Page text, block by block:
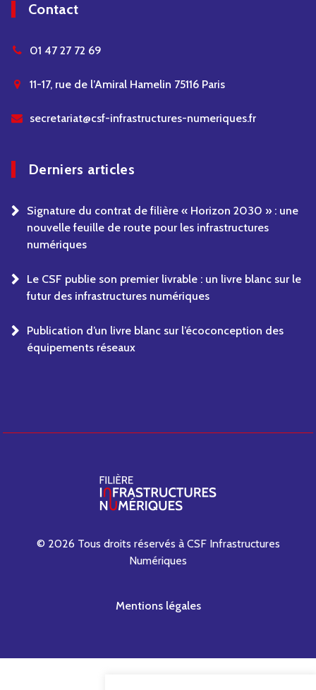
Contact
01 47 27 72 69
11-17, rue de l’Amiral Hamelin 75116 Paris
secretariat@csf-infrastructures-numeriques.fr
Derniers articles
Signature du contrat de filière « Horizon 2030 » : une
nouvelle feuille de route pour les infrastructures
numériques
Le CSF publie son premier livrable : un livre blanc sur le
futur des infrastructures numériques
Publication d’un livre blanc sur l’écoconception des
équipements réseaux
© 2026 Tous droits réservés à CSF Infrastructures
Numériques
Mentions légales